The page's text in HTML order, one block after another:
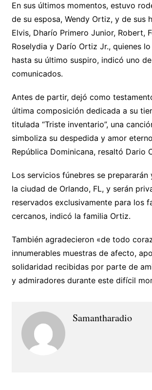
En sus últimos momentos, estuvo
de su esposa, Wendy Ortiz, y de sus
Elvis, Dharío Primero Junior, Robert,
Roselydia y Darío Ortiz Jr., quienes
hasta su último suspiro, indicó uno
comunicados.
Antes de partir, dejó como
última composición dedicada a su
titulada “Triste inventario”, una
simboliza su despedida y amor
República Dominicana, resaltó Dario
Los servicios fúnebres se prepararán
la ciudad de Orlando, FL, y serán
reservados exclusivamente para los
cercanos, indicó la familia Ortiz.
También agradecieron «de todo
innumerables muestras de afecto,
solidaridad recibidas por parte de
y admiradores durante este difícil
Samantharadio